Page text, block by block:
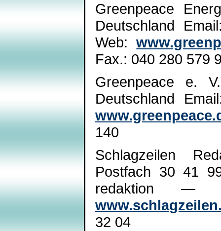
Greenpeace
Deutschland
Web:
Fax.: 040 280 579
Greenpeace e.
Deutschland
140
Schlagzeilen
Postfach 30 41
redaktion —
32 04